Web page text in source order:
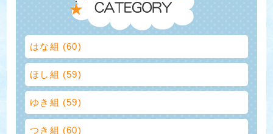
はな組 (60)
ほし組 (59)
ゆき組 (59)
つき組 (60)